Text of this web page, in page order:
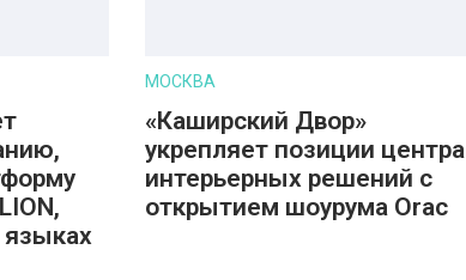
языках
МОСКВА
«Каширский Двор»
укрепляет позиции центра
интерьерных решений с
открытием шоурума Orac